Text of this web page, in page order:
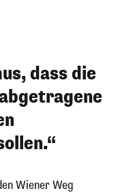
dass die
Wiener Weg